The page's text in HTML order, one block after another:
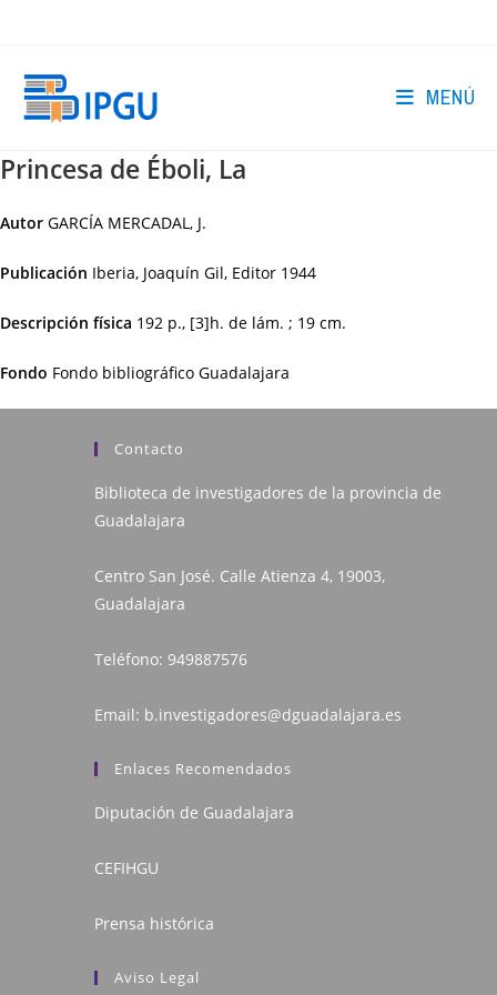
MENÚ
Princesa de Éboli, La
Autor GARCÍA MERCADAL, J.
Publicación Iberia, Joaquín Gil, Editor 1944
Descripción física 192 p., [3]h. de lám. ; 19 cm.
Fondo Fondo bibliográfico Guadalajara
Contacto
Biblioteca de investigadores de la provincia de
Guadalajara
Centro San José. Calle Atienza 4, 19003,
Guadalajara
Teléfono: 949887576
Email: b.investigadores@dguadalajara.es
Enlaces Recomendados
Diputación de Guadalajara
CEFIHGU
Prensa histórica
Aviso Legal